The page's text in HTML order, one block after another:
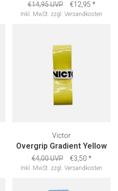
€14,95 UVP €12,95 *
Inkl. MwSt. zzgl. Versandkosten
Victor
Overgrip Gradient Yellow
€4,00 UVP €3,50 *
Inkl. MwSt. zzgl. Versandkosten